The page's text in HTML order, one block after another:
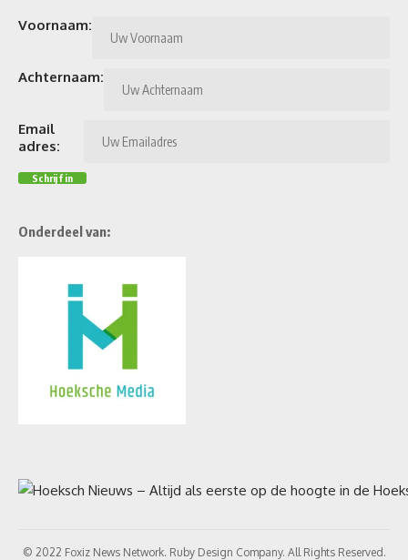
Voornaam:
Achternaam:
Email
adres:
Onderdeel van:
© 2022 Foxiz News Network. Ruby Design Company. All Rights Reserved.